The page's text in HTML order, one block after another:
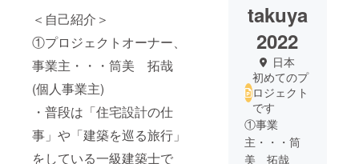
＜自己紹介＞
①プロジェクトオーナー、
事業主・・・筒美 拓哉
(個人事業主)
・普段は「住宅設計の仕
事」や「建築を巡る旅行」
をしている一級建築士で
takuya
2022
日本
初めてのプ
ロジェクト
です
①事業
主・・・筒
美 拓哉